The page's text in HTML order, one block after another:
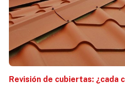
Revisión de cubiertas: ¿cada